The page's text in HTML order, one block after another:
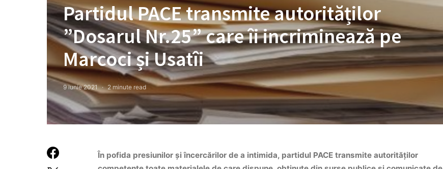
Partidul PACE transmite autorităților
”Dosarul Nr.25” care îi incriminează pe
Marcoci și Usatîi
9 iunie 2021 2 minute read
În pofida presiunilor și încercărilor de a intimida, partidul PACE transmite autorităților